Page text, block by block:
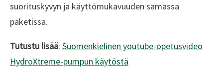
suorituskyvyn ja käyttömukavuuden samassa
paketissa.
Tutustu lisää: Suomenkielinen youtube-opetusvideo
HydroXtreme-pumpun käytöstä